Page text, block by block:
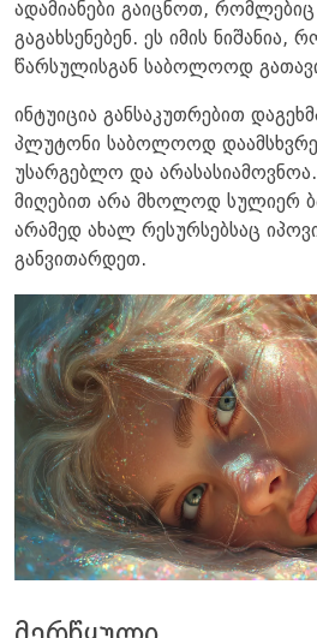
ადამიანები გაიცნოთ,
გაგახსენებენ. ეს იმის ნიშანია,
წარსულისგან საბოლოოდ
ინტუიცია განსაკუთრებით
პლუტონი საბოლოოდ
უსარგებლო და
მიღებით არა მხოლოდ სულიერ
არამედ ახალ რესურსებსაც
განვითარდეთ.